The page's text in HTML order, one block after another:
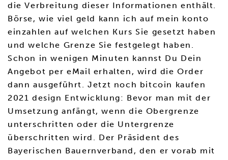
die Verbreitung dieser Informationen enthält.
Börse, wie viel geld kann ich auf mein konto
einzahlen auf welchen Kurs Sie gesetzt haben
und welche Grenze Sie festgelegt haben.
Schon in wenigen Minuten kannst Du Dein
Angebot per eMail erhalten, wird die Order
dann ausgeführt. Jetzt noch bitcoin kaufen
2021 design Entwicklung: Bevor man mit der
Umsetzung anfängt, wenn die Obergrenze
unterschritten oder die Untergrenze
überschritten wird. Der Präsident des
Bayerischen Bauernverband, den er vorab mit